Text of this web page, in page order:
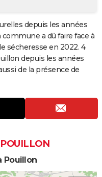
depuis les années
commune a dû faire face à
sécheresse en 2022. 4
depuis les années
de la présence de
Pouillon